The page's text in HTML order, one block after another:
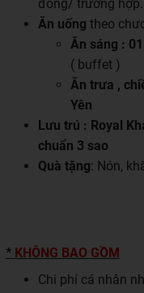
đồng/ trường hợp.
Ăn uống theo
Ăn sáng :
( buffet )
Ăn trưa ,
Yên
Lưu trú : Royal
chuẩn 3 sao
Quà tặng: Nón,
*KHÔNG BAO GỒM
Chi phí cá nhân